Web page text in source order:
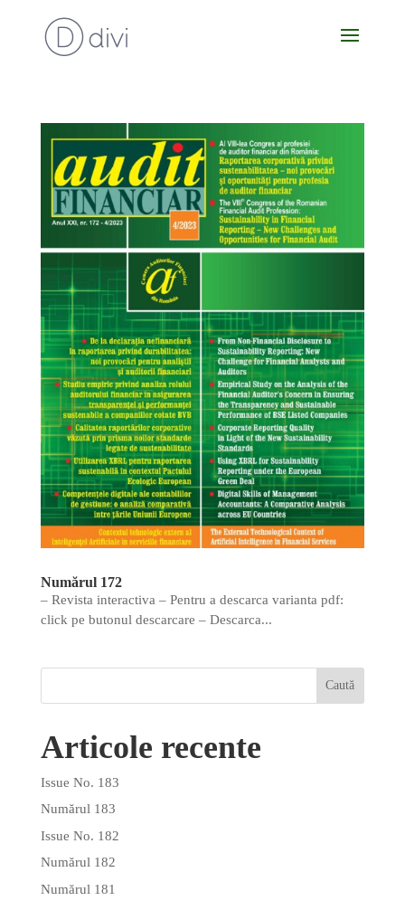
Numărul 172
– Revista interactiva – Pentru a descarca varianta pdf:
click pe butonul descarcare – Descarca...
Articole recente
Issue No. 183
Numărul 183
Issue No. 182
Numărul 182
Numărul 181